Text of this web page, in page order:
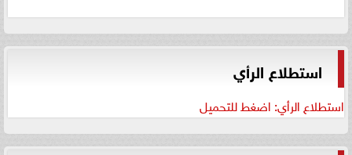
استطلاع الرأي
استطلاع الرأي: اضغط للتحميل